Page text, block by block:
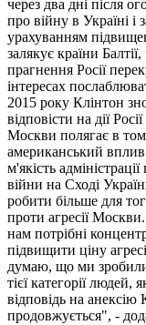
через два дні після
про війну в Україні
урахуванням
залякує країни
прагнення Росії
інтересах
2015 року Клінтон
відповісти на дії
Москви полягає в
американський вплив
м'якість
війни на Сході
робити більше для
проти агресії
нам потрібні
підвищити ціну
думаю, що ми
тієї категорії
відповідь на анексію
продовжується", -